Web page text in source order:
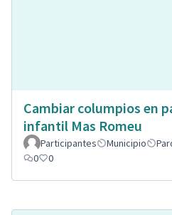
Cambiar columpios en
infantil Mas Romeu
Participantes Municipio
0
0